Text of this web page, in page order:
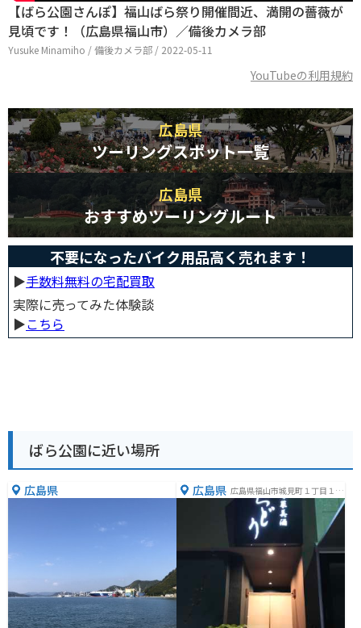
【ばら公園さんぽ】福山ばら祭り開催間近、満開の薔薇が
見頃です！（広島県福山市）／備後カメラ部
Yusuke Minamiho / 備後カメラ部 / 2022-05-11
YouTubeの利用規約
広島県
ツーリングスポット一覧
広島県
おすすめツーリングルート
不要になったバイク用品高く売れます！
▶︎手数料無料の宅配買取
実際に売ってみた体験談
▶︎こちら
ばら公園に近い場所
広島県 広島県 広島県福山市城見町１丁目１
−３